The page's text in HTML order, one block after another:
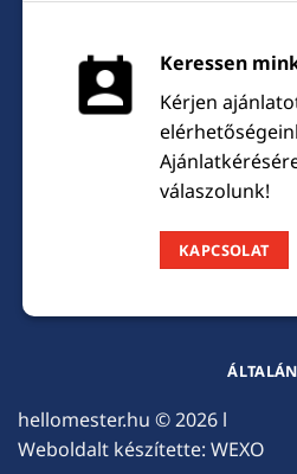
Keressen
Kérjen
válaszolunk!
KAPCSOLAT
hellomester.hu © 2026 l
Weboldalt készítette: WEXO